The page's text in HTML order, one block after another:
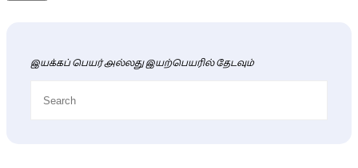
இயக்கப் பெயர் அல்லது இயற்பெயரில் தேடவும்